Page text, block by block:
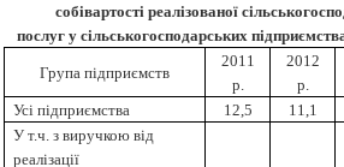
собівартості реалізованої
послуг у сільськогосподарських
Група підприємств
2011
р.
2012
р.
Усі підприємства 12,5 11,1
У т.ч. з виручкою від
реалізації